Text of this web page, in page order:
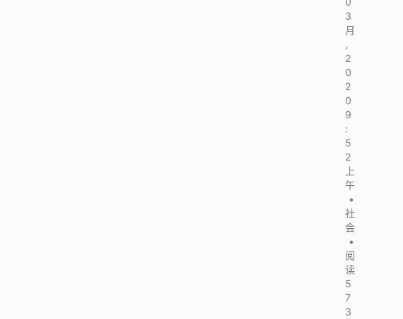
3
月
,
2
0
2
0
9
:
5
2
上
午
•
社
会
•
阅
读
5
7
3